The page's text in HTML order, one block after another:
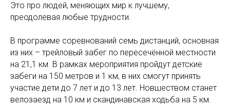
Это про людей, меняющих мир к лучшему,
преодолевая любые трудности.
В программе соревнований семь дистанций, основная
из них – трейловый забег по пересечённой местности
на 21,1 км. В рамках мероприятия пройдут детские
забеги на 150 метров и 1 км, в них смогут принять
участие дети до 7 лет и до 13 лет. Новшеством станет
велозаезд на 10 км и скандинавская ходьба на 5 км.